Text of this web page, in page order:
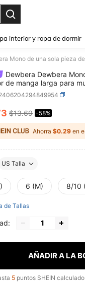
interior y ropa de dormir
Mono de una sola pieza
Dewbera Dewbera
de manga larga para
AND
$13.69 -58%
Ahorra $0.29 en
US Talla
6 (M) 8/10
de Tallas
AÑADIR A LA
5 puntos SHEIN